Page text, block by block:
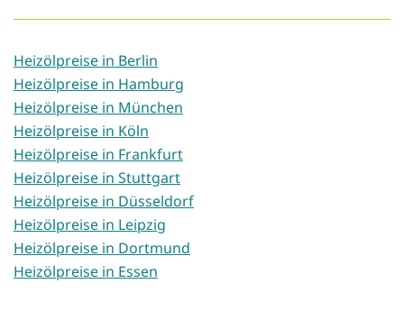
Heizölpreise in Berlin
Heizölpreise in Hamburg
Heizölpreise in München
Heizölpreise in Köln
Heizölpreise in Frankfurt
Heizölpreise in Stuttgart
Heizölpreise in Düsseldorf
Heizölpreise in Leipzig
Heizölpreise in Dortmund
Heizölpreise in Essen